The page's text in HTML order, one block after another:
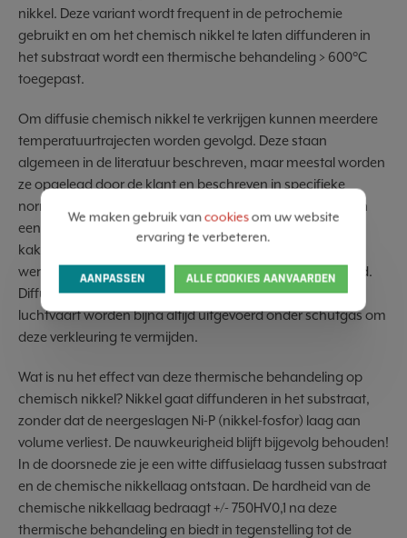
nikkel. Deze variant wordt frequent in de petrochemie
gebruikt en om het chemisch nikkel te laten diffunderen in
het substraat wordt een thermische behandeling > 600°C
toegepast.
Om diffusie chemisch nikkel te verkrijgen kunnen meerdere
temperatuurtrajecten worden gevolgd. Deze staan
algemeen in de literatuur beschreven, maar meestal worden
ze opgelegd door de klant en beschreven in specifieke
normen. Een van de eisen in de petrochemie is dat deze in
een atmosferische oven worden behandeld om een
kakigroene kleur te verkrijgen. Dit is het bewijs dat het
werkstuk inderdaad deze ovenbehandeling heeft gevolgd.
Diffusielagen toegepast in de voedingsnijverheid en
luchtvaart worden bijna altijd uitgevoerd onder schutgas om
deze verkleuring te vermijden.
Wat is nu het effect van deze thermische behandeling op
chemisch nikkel? Nikkel gaat diffunderen in het substraat,
zonder dat de neergeslagen Ni-P (nikkel-fosfor) laag aan
volume verliest. De nauwkeurigheid blijft bijgevolg behouden!
In de doorsnede zie je een witte diffusielaag tussen substraat
en de chemische nikkellaag ontstaan. De hardheid van de
chemische nikkellaag bedraagt +/- 750HV0,1 na deze
thermische behandeling en biedt in tegenstelling tot de
We maken gebruik vancookiesom uw website
ervaring te verbeteren.
AANPASSEN ALLE COOKIES AANVAARDEN